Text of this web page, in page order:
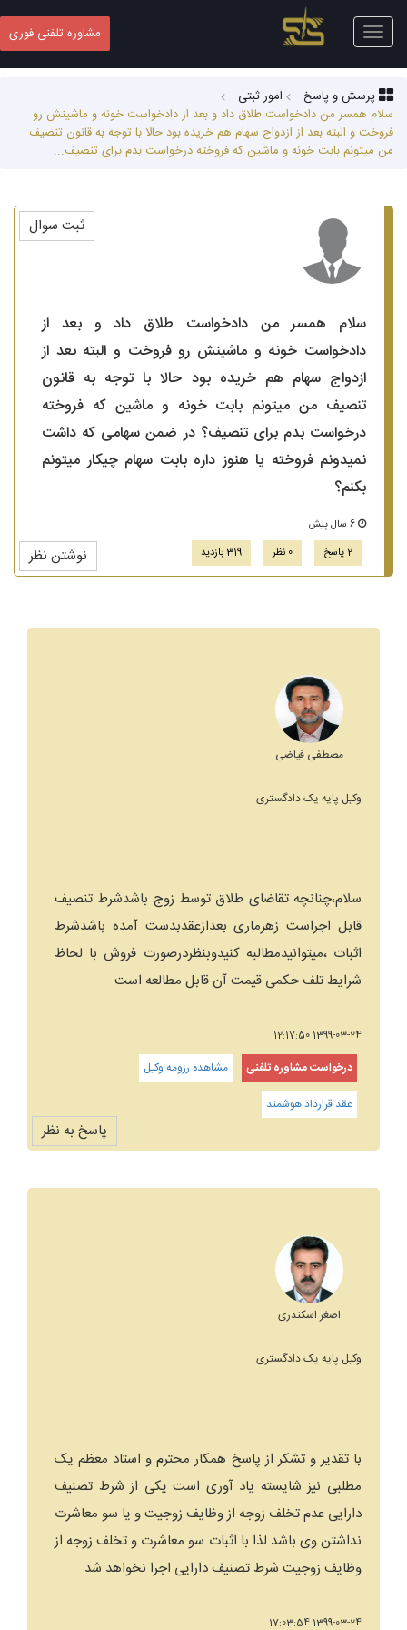
Toggle
navigation
مشاوره تلفنی فوری
پرسش و پاسخ
امور ثبتی
سلام همسر من دادخواست طلاق داد و بعد از دادخواست خونه و ماشینش رو
فروخت و البته بعد از ازدواج سهام هم خریده بود حالا با توجه به قانون تنصیف
من میتونم بابت خونه و ماشین که فروخته درخواست بدم برای تنصیف...
سلام همسر من دادخواست طلاق داد و بعد از
دادخواست خونه و ماشینش رو فروخت و البته بعد از
ازدواج سهام هم خریده بود حالا با توجه به قانون
تنصیف من میتونم بابت خونه و ماشین که فروخته
درخواست بدم برای تنصیف؟ در ضمن سهامی که داشت
نمیدونم فروخته یا هنوز داره بابت سهام چیکار میتونم
بکنم؟
2 پاسخ
0 نظر 319 بازدید نوشتن نظر
ثبت سوال
مصطفی فیاضی
وکیل پایه یک دادگستری
سلام،چنانچه تقاضای طلاق توسط زوج باشدشرط تنصیف
قابل اجراست زهرماری بعدازعقدبدست آمده باشدشرط
اثبات ،میتوانیدمطالبه کنیدوبنظردرصورت فروش با لحاظ
شرایط تلف حکمی قیمت آن قابل مطالعه است
1399-03-24 12:17:50
درخواست مشاوره تلفنی
مشاهده رزومه وکیل
عقد قرارداد هوشمند
پاسخ به نظر
اصغر اسکندری
وکیل پایه یک دادگستری
با تقدیر و تشکر از پاسخ همکار محترم و استاد معظم یک
مطلبی نیز شایسته یاد آوری است یکی از شرط تصنیف
دارایی عدم تخلف زوجه از وظایف زوجیت و یا سو معاشرت
نداشتن وی باشد لذا با اثبات سو معاشرت و تخلف زوجه از
وظایف زوجیت شرط تصنیف دارایی اجرا نخواهد شد
1399-03-24 17:03:54